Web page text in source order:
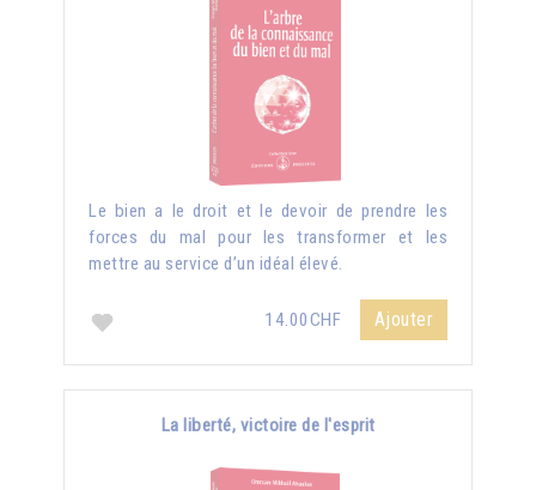
Le bien a le droit et le devoir de prendre les
forces du mal pour les transformer et les
mettre au service d’un idéal élevé.
14.00CHF Ajouter
La liberté, victoire de l'esprit